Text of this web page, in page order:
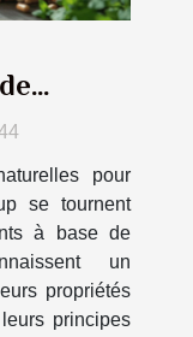
pour
se tournent
à base de
un
propriétés
principes